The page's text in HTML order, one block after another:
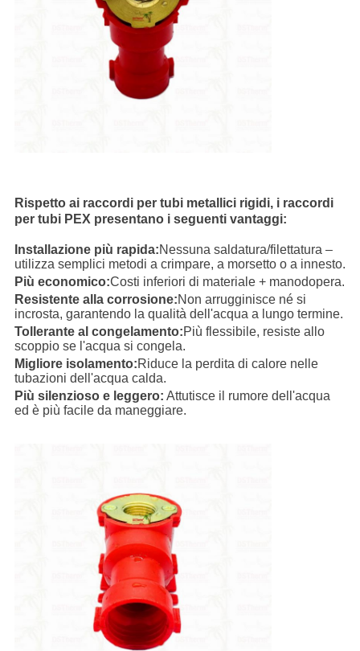
Rispetto ai raccordi per tubi metallici rigidi, i raccordi
per tubi PEX presentano i seguenti vantaggi:
Installazione più rapida:Nessuna saldatura/filettatura –
utilizza semplici metodi a crimpare, a morsetto o a innesto.
Più economico:Costi inferiori di materiale + manodopera.
Resistente alla corrosione:Non arrugginisce né si
incrosta, garantendo la qualità dell'acqua a lungo termine.
Tollerante al congelamento:Più flessibile, resiste allo
scoppio se l'acqua si congela.
Migliore isolamento:Riduce la perdita di calore nelle
tubazioni dell'acqua calda.
Più silenzioso e leggero: Attutisce il rumore dell'acqua
ed è più facile da maneggiare.